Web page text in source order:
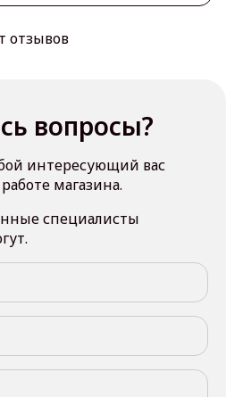
отзывов
вопросы?
интересующий вас
магазина.
специалисты